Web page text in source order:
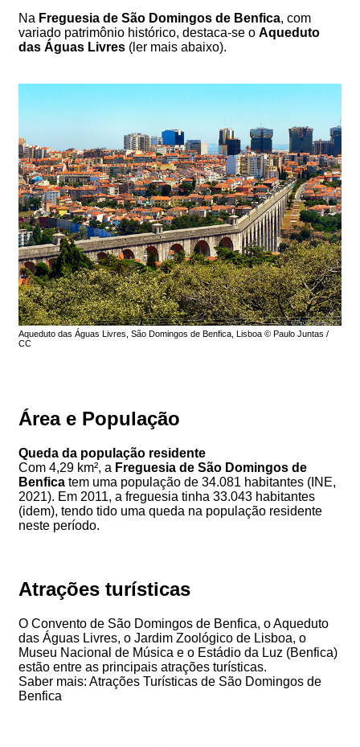
Na Freguesia de São Domingos de Benfica, com
variado patrimônio histórico, destaca-se o Aqueduto
das Águas Livres (ler mais abaixo).
Aqueduto das Águas Livres, São Domingos de Benfica, Lisboa © Paulo Juntas /
CC
Área e População
Queda da população residente
Com 4,29 km², a Freguesia de São Domingos de
Benfica tem uma população de 34.081 habitantes (INE,
2021). Em 2011, a freguesia tinha 33.043 habitantes
(idem), tendo tido uma queda na população residente
neste período.
Atrações turísticas
O Convento de São Domingos de Benfica, o Aqueduto
das Águas Livres, o Jardim Zoológico de Lisboa, o
Museu Nacional de Música e o Estádio da Luz (Benfica)
estão entre as principais atrações turísticas.
Saber mais: Atrações Turísticas de São Domingos de
Benfica